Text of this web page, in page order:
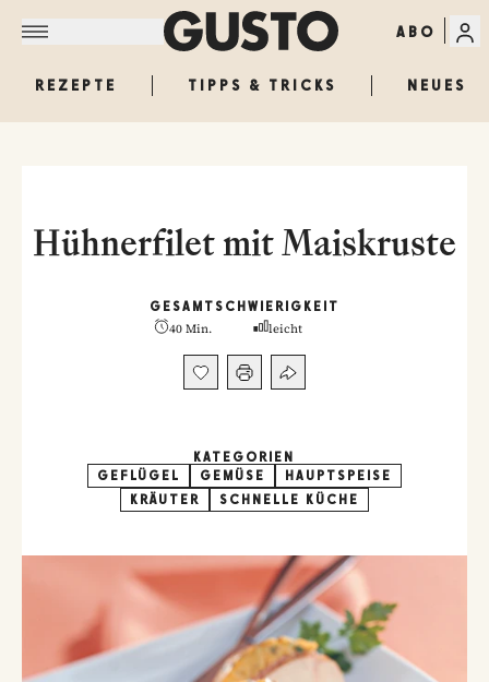
ABO
REZEPTE TIPPS & TRICKS NEUES
Hühnerfilet mit Maiskruste
GESAMT
40 Min.
SCHWIERIGKEIT
leicht
KATEGORIEN
GEFLÜGEL
GEMÜSE
HAUPTSPEISE
KRÄUTER
SCHNELLE KÜCHE